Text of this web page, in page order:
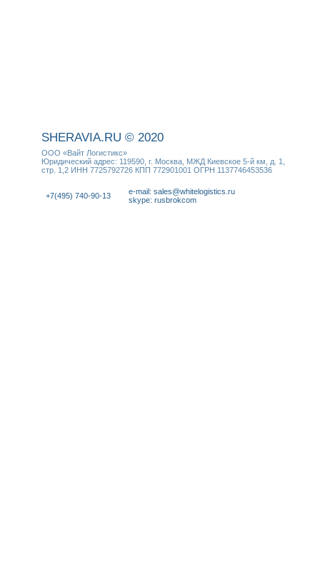
SHERAVIA.RU © 2020
ООО «Вайт Логистикс»
Юридический адрес: 119590, г. Москва, МЖД Киевское 5-й км, д. 1,
стр. 1,2 ИНН 7725792726 КПП 772901001 ОГРН 1137746453536
+7(495) 740-90-13
e-mail: sales@whitelogistics.ru
skype: rusbrokcom